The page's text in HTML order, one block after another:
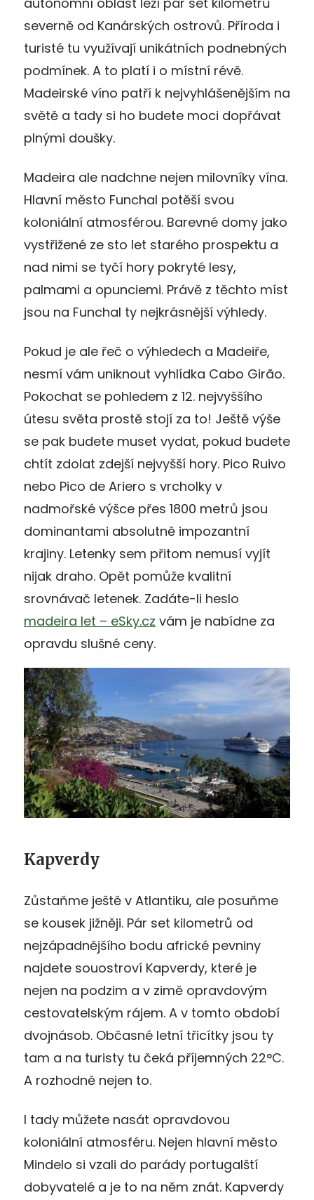
severně od Kanárských ostrovů. Příroda i
turisté tu využívají unikátních podnebných
podmínek. A to platí i o místní révě.
Madeirské víno patří k nejvyhlášenějším na
světě a tady si ho budete moci dopřávat
plnými doušky.
Madeira ale nadchne nejen milovníky vína.
Hlavní město Funchal potěší svou
koloniální atmosférou. Barevné domy jako
vystřižené ze sto let starého prospektu a
nad nimi se tyčí hory pokryté lesy,
palmami a opunciemi. Právě z těchto míst
jsou na Funchal ty nejkrásnější výhledy.
Pokud je ale řeč o výhledech a Madeiře,
nesmí vám uniknout vyhlídka Cabo Girão.
Pokochat se pohledem z 12. nejvyššího
útesu světa prostě stojí za to! Ještě výše
se pak budete muset vydat, pokud budete
chtít zdolat zdejší nejvyšší hory. Pico Ruivo
nebo Pico de Ariero s vrcholky v
nadmořské výšce přes 1800 metrů jsou
dominantami absolutně impozantní
krajiny. Letenky sem přitom nemusí vyjít
nijak draho. Opět pomůže kvalitní
srovnávač letenek. Zadáte-li heslo
madeira let – eSky.cz vám je nabídne za
opravdu slušné ceny.
Kapverdy
Zůstaňme ještě v Atlantiku, ale posuňme
se kousek jižněji. Pár set kilometrů od
nejzápadnějšího bodu africké pevniny
najdete souostroví Kapverdy, které je
nejen na podzim a v zimě opravdovým
cestovatelským rájem. A v tomto období
dvojnásob. Občasné letní třicítky jsou ty
tam a na turisty tu čeká příjemných 22°C.
A rozhodně nejen to.
I tady můžete nasát opravdovou
koloniální atmosféru. Nejen hlavní město
Mindelo si vzali do parády portugalští
dobyvatelé a je to na něm znát. Kapverdy